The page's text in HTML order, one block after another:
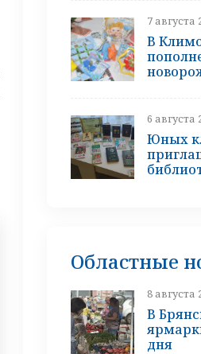
7 августа
В
6 августа
Юных
Областные
8 августа
В
дня